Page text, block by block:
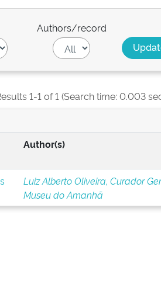
Authors/record
1-1 of 1 (Search time: 0.003
Author(s)
Luiz Alberto Oliveira, Curador
Museu do Amanhã